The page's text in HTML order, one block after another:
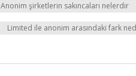
Anonim şirketlerin sakıncaları nelerdir
Limited ile anonim arasındaki fark